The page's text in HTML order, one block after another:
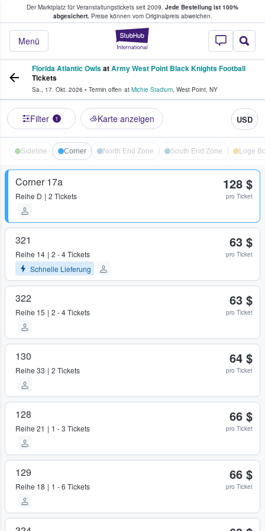
Der Marktplatz für Veranstaltungstickets seit 2009. Jede Bestellung ist 100%
abgesichert.Preise können vom Originalpreis abweichen.
StubHub - Wo
Menü
Tickets kaufen & verkaufen
Florida Atlantic OwlsatArmy West Point Black Knights Football
Tickets
Sa., 17. Okt. 2026 • Termin offen at Michie Stadium, West Point, NY
Filter 1 Karte anzeigen USD
Sideline Corner North End Zone South End Zone Loge
Corner 17a
Reihe D 2 Tickets
128 $
pro Ticket
321
Reihe 14
2 - 4 Tickets
Schnelle Lieferung
63 $
pro Ticket
322
Reihe 15 2 - 4 Tickets
63 $
pro Ticket
130
Reihe 33 2 Tickets
64 $
pro Ticket
128
Reihe 21 1 - 3 Tickets
66 $
pro Ticket
129
Reihe 18 1 - 6 Tickets
66 $
pro Ticket